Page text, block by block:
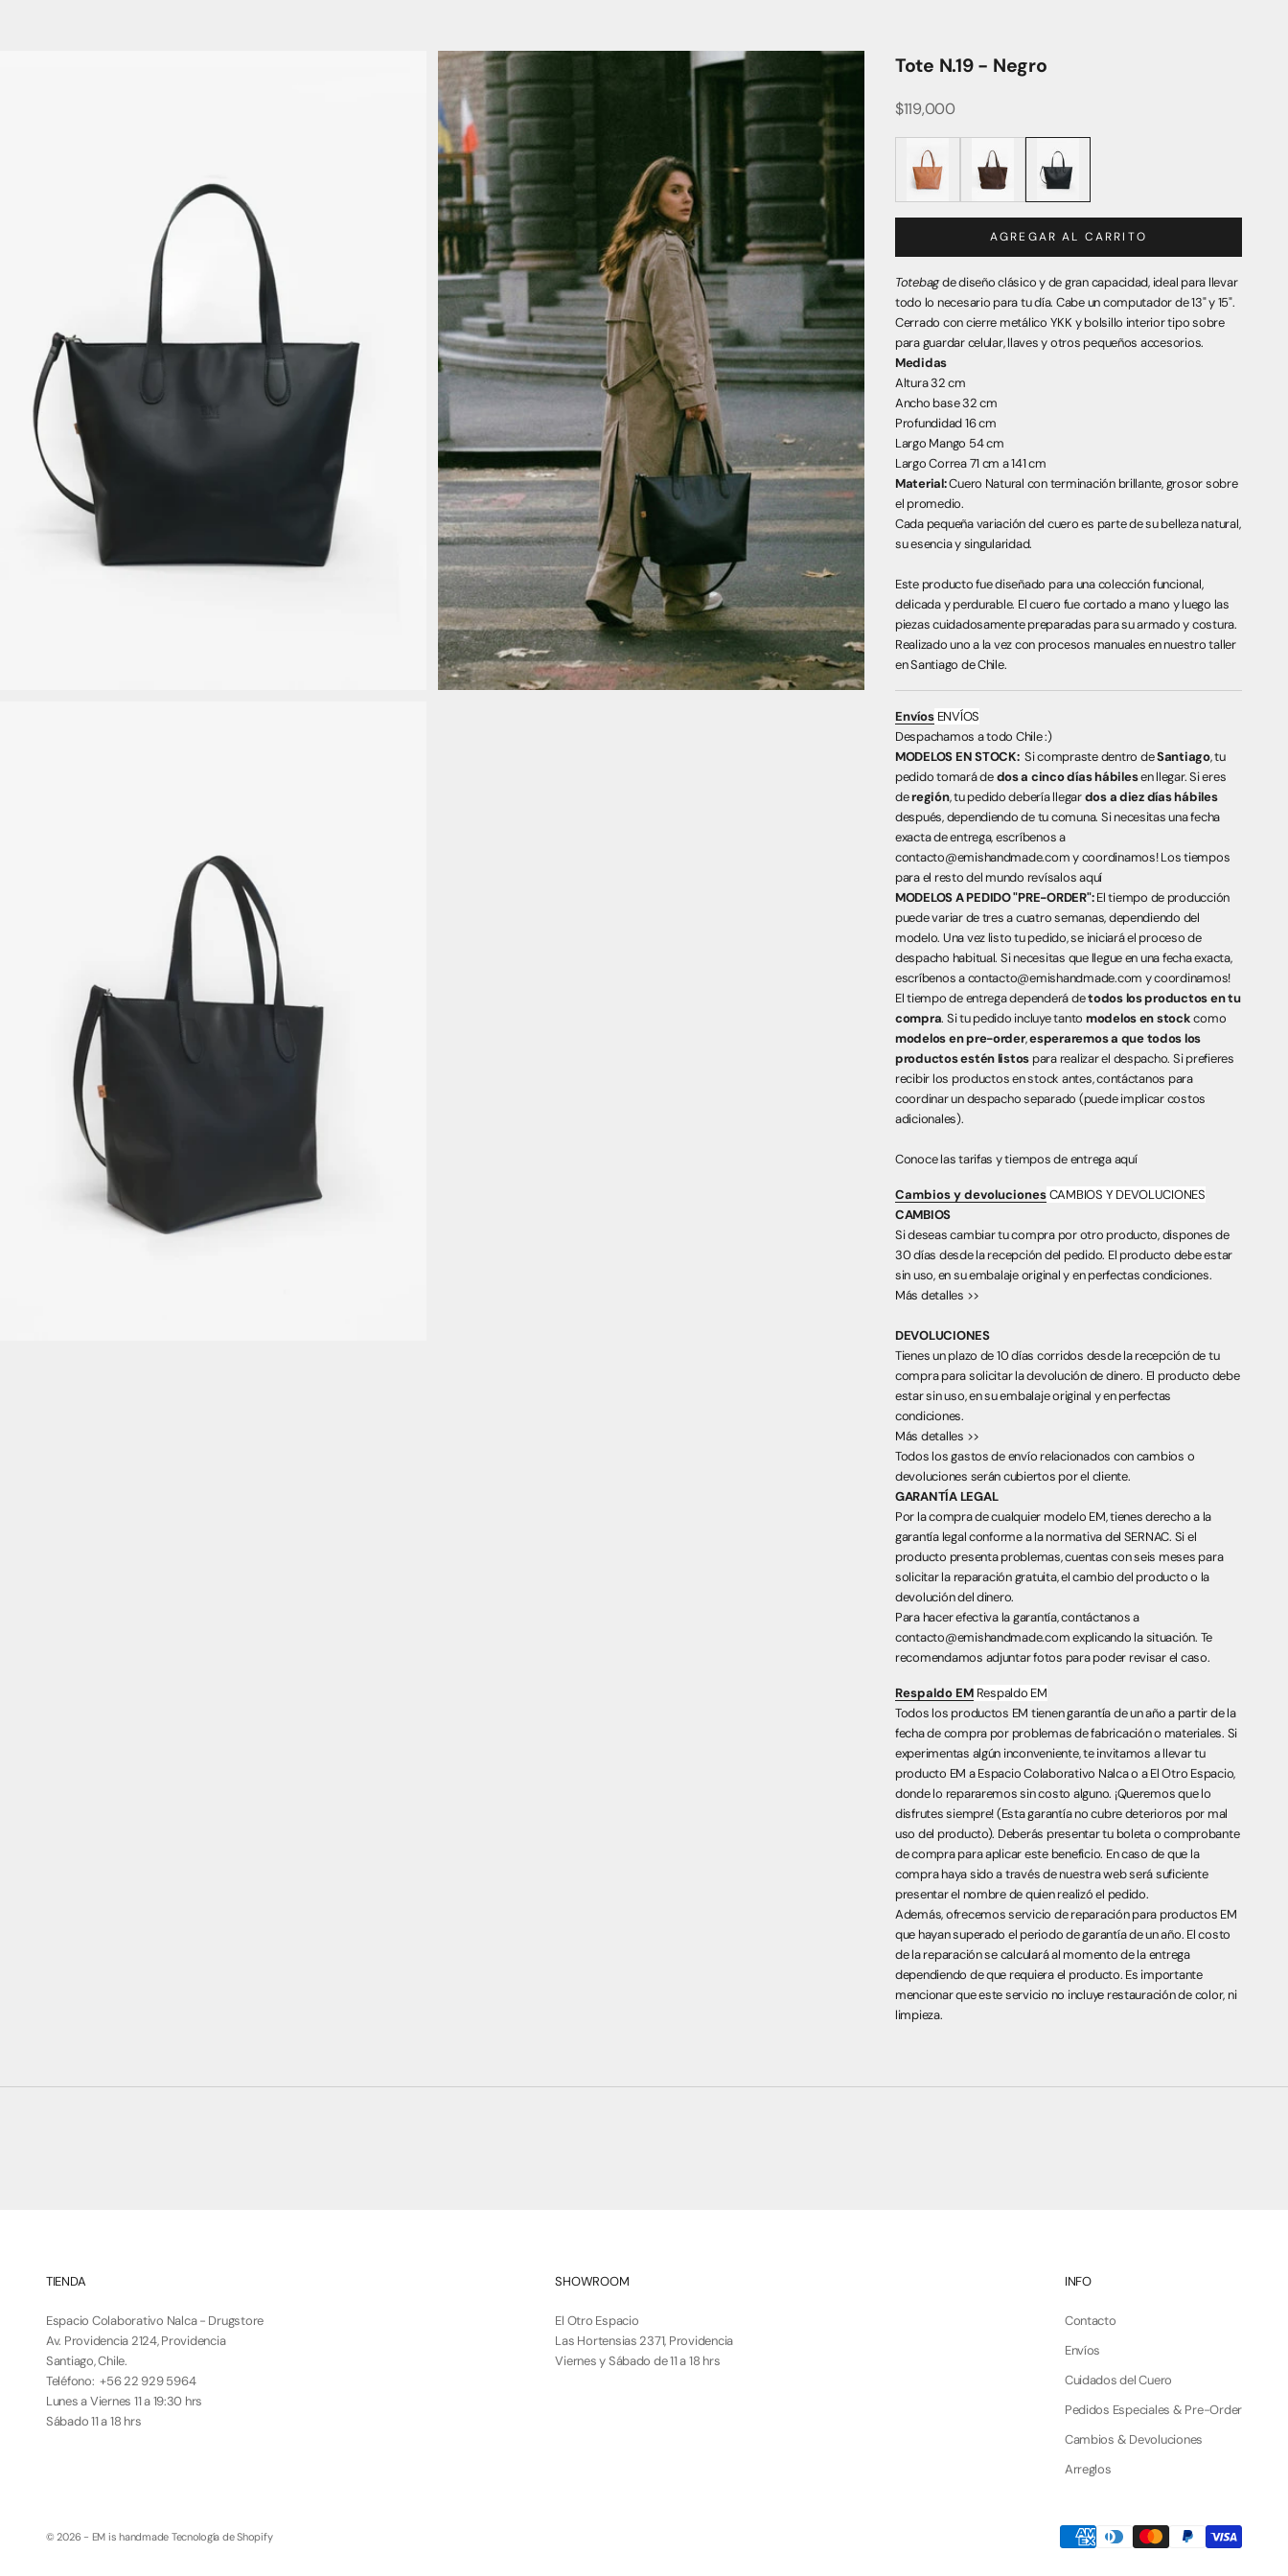
Tote N.19 - Negro
Precio de oferta
$119,000
PRE-ORDER Tote N.19 - Caramelo
Tote N.19 - Chocolate Reno
Tote N.19 - Negro
AGREGAR AL CARRITO
Totebagde diseño clásico y de gran capacidad, ideal para llevar
todo lo necesario para tu día. Cabe un computador de 13" y 15".
Cerrado con cierre metálico YKK y bolsillo interior tipo sobre
para guardar celular, llaves y otros pequeños accesorios.
Medidas
Altura 32 cm
Ancho base 32 cm
Profundidad 16 cm
Largo Mango 54 cm
Largo Correa 71 cm a 141 cm
Material:Cuero Natural con terminación brillante, grosor sobre
el promedio.
Cada pequeña variación del cuero es parte de su belleza natural,
su esencia y singularidad.
Este producto fue diseñado para una colección funcional,
delicada y perdurable. El cuero fue cortado a mano y luego las
piezas cuidadosamente preparadas para su armado y costura.
Realizado uno a la vez con procesos manuales en nuestro taller
en Santiago de Chile.
Envíos ENVÍOS
Despachamos a todo Chile :)
MODELOS EN STOCK:Si compraste dentro deSantiago, tu
pedido tomará dedos a cinco días hábilesen llegar. Si eres
deregión, tu pedido debería llegardos a diez días hábiles
después, dependiendo de tu comuna. Si necesitas una fecha
exacta de entrega, escríbenos a
contacto@emishandmade.com y coordinamos! Los tiempos
para el resto del mundo revísalosaquí
MODELOS A PEDIDO "PRE-ORDER":El tiempo de producción
puede variar de tres a cuatro semanas, dependiendo del
modelo. Una vez listo tu pedido, se iniciará el proceso de
despacho habitual. Si necesitas que llegue en una fecha exacta,
escríbenos a contacto@emishandmade.com y coordinamos!
El tiempo de entrega dependerá detodos los productos en tu
compra. Si tu pedido incluye tanto modelos en stockcomo
modelos en pre-order,esperaremos a que todos los
productos estén listos para realizar el despacho. Si prefieres
recibir los productos en stock antes, contáctanos para
coordinar un despacho separado (puede implicar costos
adicionales).
Conoce las tarifas y tiempos de entregaaquí
Cambios y devolucionesCAMBIOS Y DEVOLUCIONES
CAMBIOS
Si deseas cambiar tu compra por otro producto, dispones de
30 días desde la recepción del pedido. El producto debe estar
sin uso, en su embalaje original y en perfectas condiciones.
Más detalles >>
DEVOLUCIONES
Tienes un plazo de 10 días corridos desde la recepción de tu
compra para solicitar la devolución de dinero. El producto debe
estar sin uso, en su embalaje original y en perfectas
condiciones.
Más detalles >>
Todos los gastos de envío relacionados con cambios o
devoluciones serán cubiertos por el cliente.
GARANTÍA LEGAL
Por la compra de cualquier modelo EM, tienes derecho a la
garantía legal conforme a la normativa del SERNAC. Si el
producto presenta problemas, cuentas con seis meses para
solicitar la reparación gratuita, el cambio del producto o la
devolución del dinero.
Para hacer efectiva la garantía, contáctanos a
contacto@emishandmade.com explicando la situación. Te
recomendamos adjuntar fotos para poder revisar el caso.
Respaldo EM Respaldo EM
Todos los productos EM tienen garantía de un año a partir de la
fecha de compra por problemas de fabricación o materiales. Si
experimentas algún inconveniente, te invitamos a llevar tu
producto EM a Espacio Colaborativo Nalca o a El Otro Espacio,
donde lo repararemos sin costo alguno. ¡Queremos que lo
disfrutes siempre! (Esta garantía no cubre deterioros por mal
uso del producto). Deberás presentar tu boleta o comprobante
de compra para aplicar este beneficio. En caso de que la
compra haya sido a través de nuestra web será suficiente
presentar el nombre de quien realizó el pedido.
Además, ofrecemos servicio de reparación para productos EM
que hayan superado el periodo de garantía de un año. El costo
de la reparación se calculará al momento de la entrega
dependiendo de que requiera el producto. Es importante
mencionar que este servicio no incluye restauración de color, ni
limpieza.
TIENDA
Espacio Colaborativo Nalca - Drugstore
Av. Providencia 2124, Providencia
Santiago, Chile.
Teléfono: +56 22 929 5964‬
Lunes a Viernes 11 a 19:30 hrs
Sábado 11 a 18 hrs
SHOWROOM
El Otro Espacio
Las Hortensias 2371, Providencia
Viernes y Sábado de 11 a 18 hrs
INFO
Contacto
Envíos
Cuidados del Cuero
Pedidos Especiales & Pre-Order
Cambios & Devoluciones
Arreglos
© 2026 - EM is handmade Tecnología de Shopify